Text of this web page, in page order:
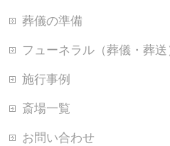
葬儀の準備
フューネラル（葬儀・葬
施行事例
斎場一覧
お問い合わせ